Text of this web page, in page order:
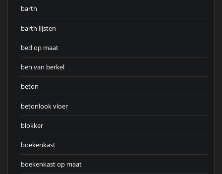
barth
barth lijsten
bed op maat
ben van berkel
beton
betonlook vloer
blokker
boekenkast
boekenkast op maat